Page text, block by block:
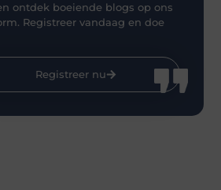
ontdek boeiende blogs op ons
Registreer vandaag en doe
Registreer nu